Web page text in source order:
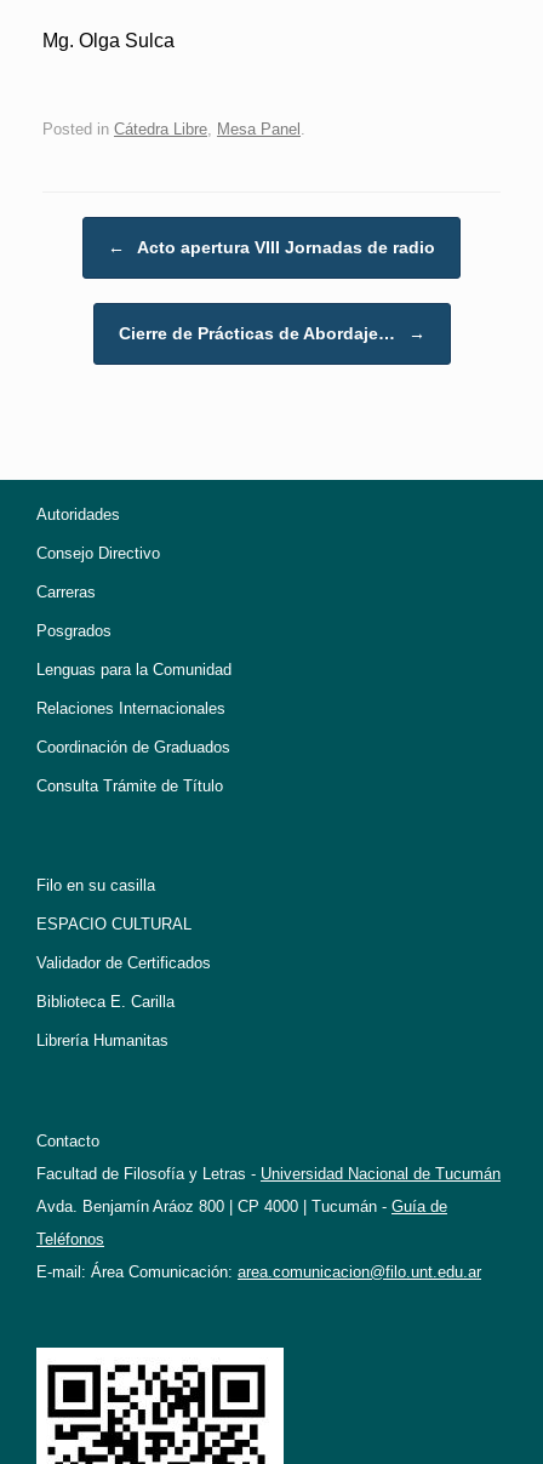
Mg. Olga Sulca
Posted in Cátedra Libre Mesa Panel
← Acto apertura VIII Jornadas de radio
Cierre de Prácticas de Abordaje… →
Autoridades
Consejo Directivo
Carreras
Posgrados
Lenguas para la Comunidad
Relaciones Internacionales
Coordinación de Graduados
Consulta Trámite de Título
Filo en su casilla
ESPACIO CULTURAL
Validador de Certificados
Biblioteca E. Carilla
Librería Humanitas
Contacto
Facultad de Filosofía y Letras - Universidad Nacional de Tucumán
Avda. Benjamín Aráoz 800 | CP 4000 | Tucumán - Guía de
Teléfonos
E-mail: Área Comunicación: area.comunicacion@filo.unt.edu.ar